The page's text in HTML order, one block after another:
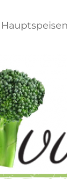
Hauptspeisen